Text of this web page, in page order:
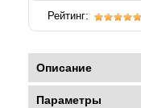
Рейтинг:
Описание
Параметры